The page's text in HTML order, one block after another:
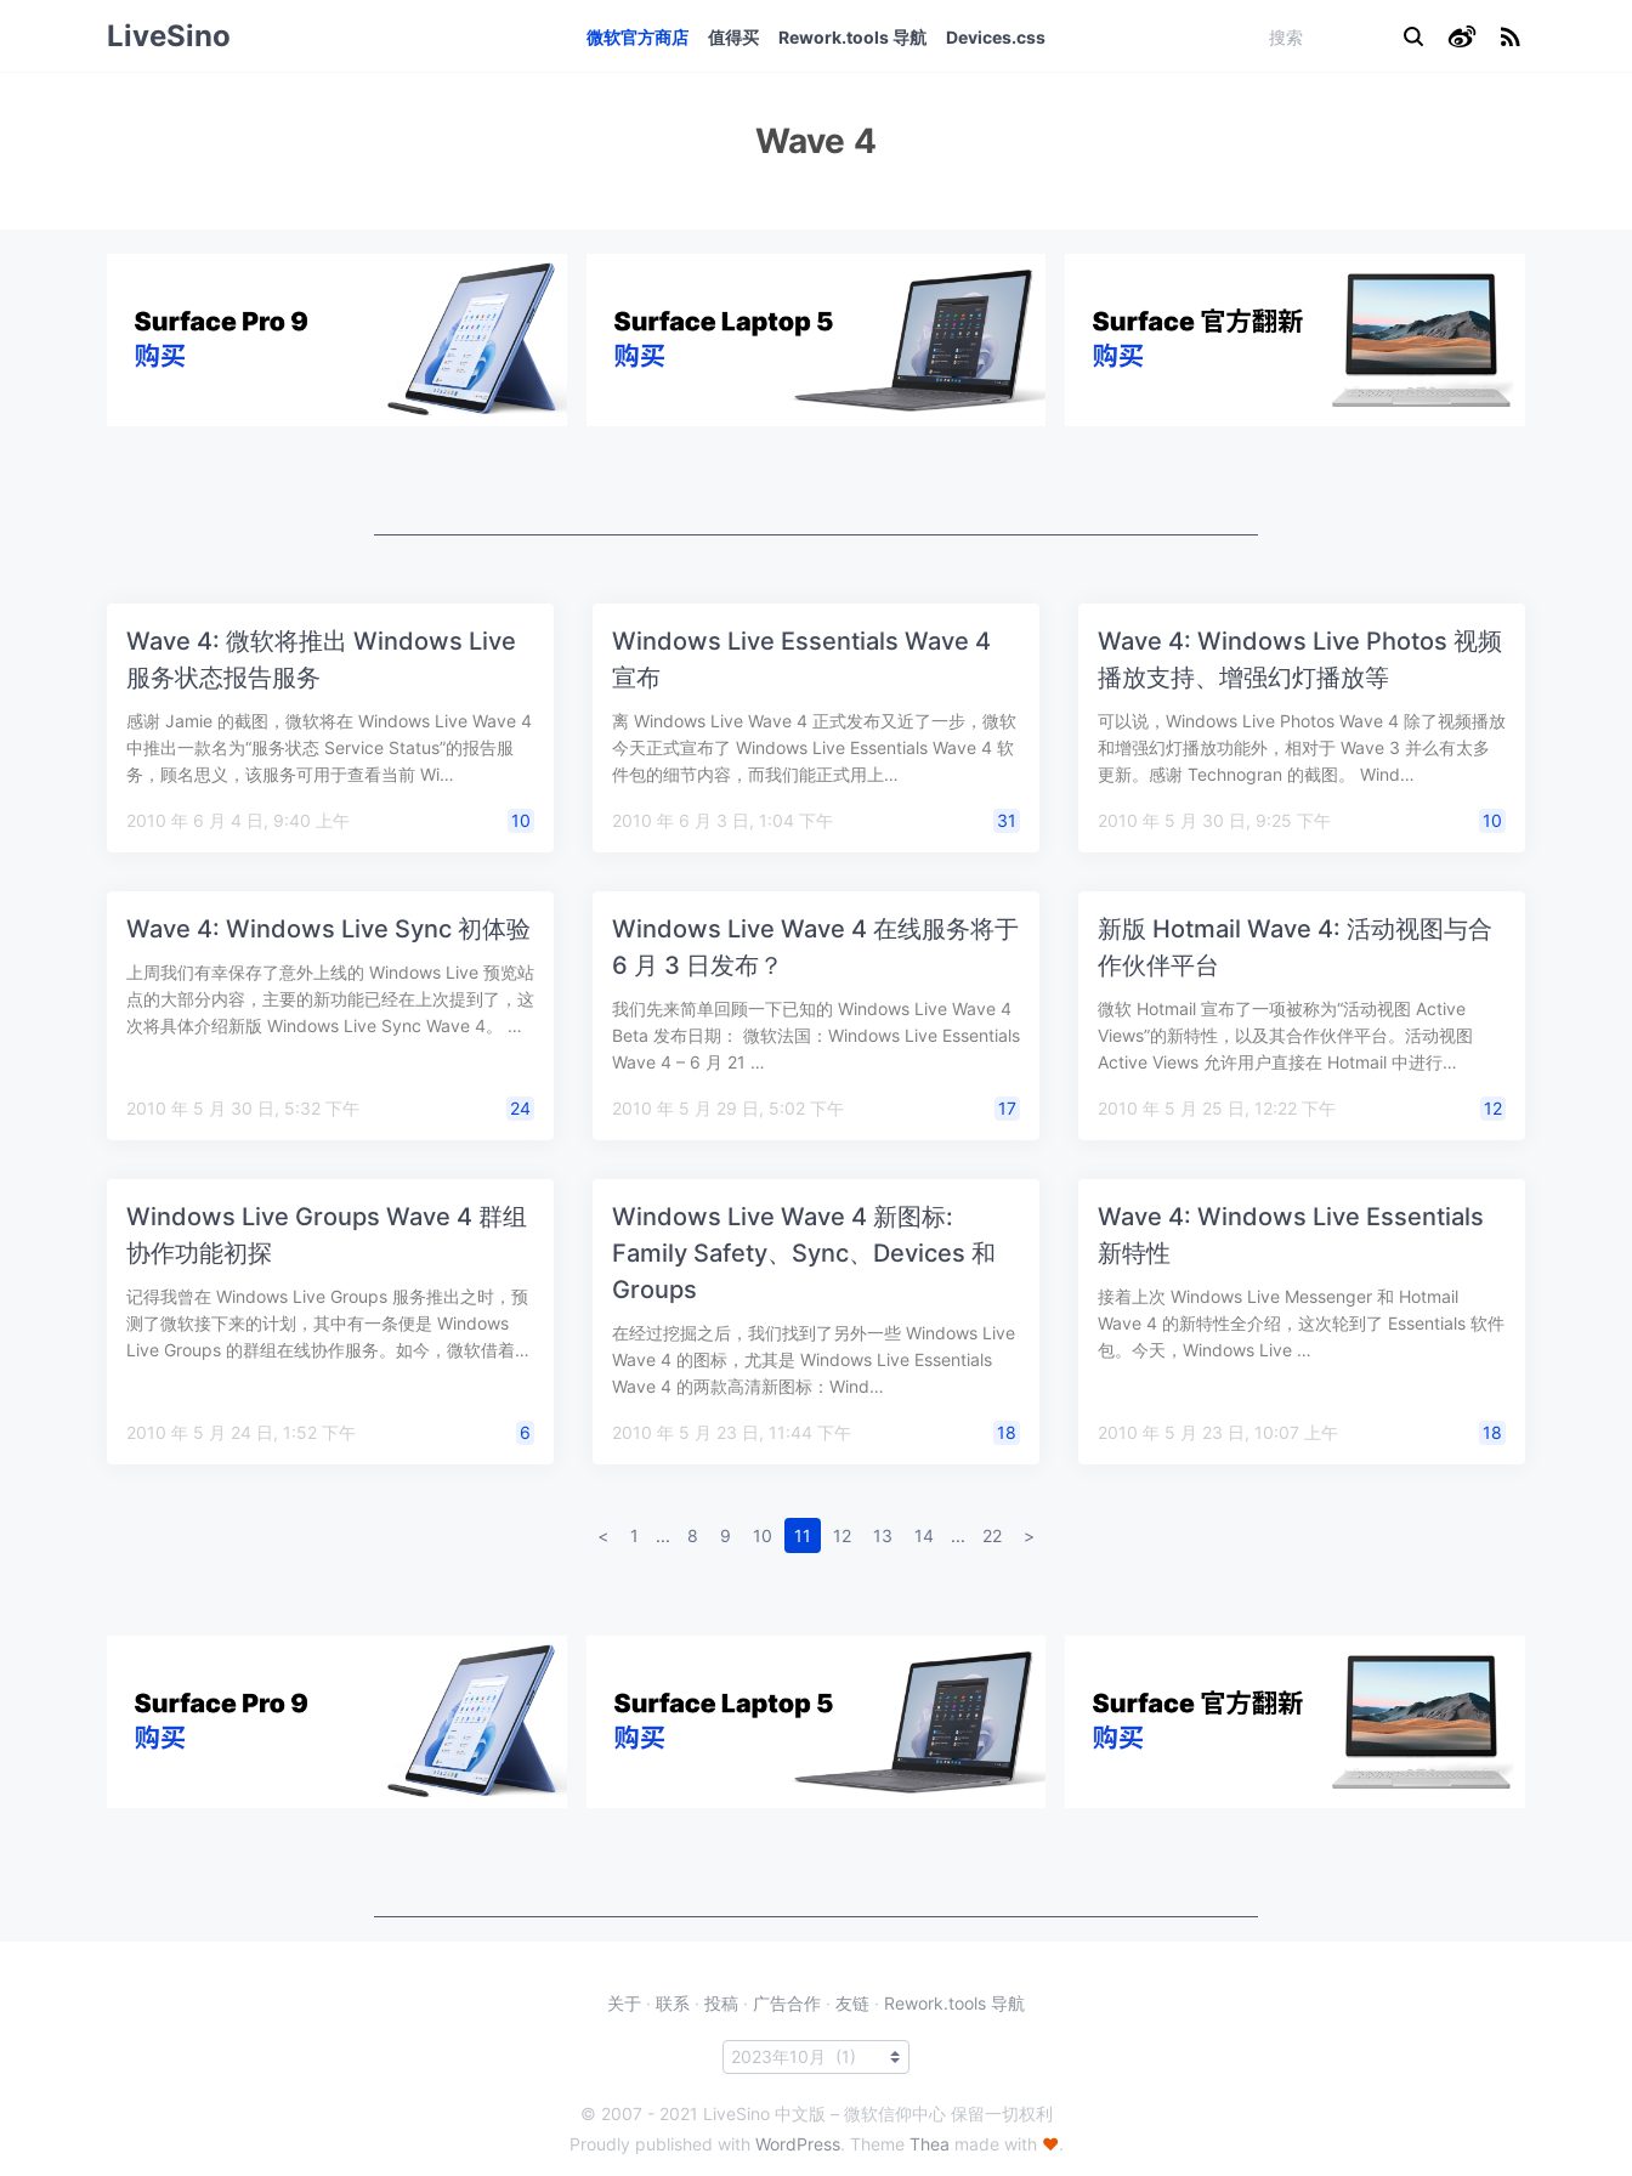
LiveSino 微软官方商店 值得买 Rework.tools 导航 Devices.css
Wave 4
Wave 4: 微软将推出 Windows Live
服务状态报告服务
感谢 Jamie 的截图，微软将在 Windows Live Wave 4
中推出一款名为“服务状态 Service Status”的报告服
务，顾名思义，该服务可用于查看当前 Wi…
2010 年 6 月 4 日, 9:40 上午 10
Windows Live Essentials Wave 4
宣布
离 Windows Live Wave 4 正式发布又近了一步，微软
今天正式宣布了 Windows Live Essentials Wave 4 软
件包的细节内容，而我们能正式用上…
2010 年 6 月 3 日, 1:04 下午 31
Wave 4: Windows Live Photos 视频
播放支持、增强幻灯播放等
可以说，Windows Live Photos Wave 4 除了视频播放
和增强幻灯播放功能外，相对于 Wave 3 并么有太多
更新。感谢 Technogran 的截图。 Wind…
2010 年 5 月 30 日, 9:25 下午 10
Wave 4: Windows Live Sync 初体验
上周我们有幸保存了意外上线的 Windows Live 预览站
点的大部分内容，主要的新功能已经在上次提到了，这
次将具体介绍新版 Windows Live Sync Wave 4。 …
2010 年 5 月 30 日, 5:32 下午 24
Windows Live Wave 4 在线服务将于
6 月 3 日发布？
我们先来简单回顾一下已知的 Windows Live Wave 4
Beta 发布日期： 微软法国：Windows Live Essentials
Wave 4 – 6 月 21 …
2010 年 5 月 29 日, 5:02 下午 17
新版 Hotmail Wave 4: 活动视图与合
作伙伴平台
微软 Hotmail 宣布了一项被称为“活动视图 Active
Views”的新特性，以及其合作伙伴平台。活动视图
Active Views 允许用户直接在 Hotmail 中进行…
2010 年 5 月 25 日, 12:22 下午 12
Windows Live Groups Wave 4 群组
协作功能初探
记得我曾在 Windows Live Groups 服务推出之时，预
测了微软接下来的计划，其中有一条便是 Windows
Live Groups 的群组在线协作服务。如今，微软借着…
2010 年 5 月 24 日, 1:52 下午 6
Windows Live Wave 4 新图标:
Family Safety、Sync、Devices 和
Groups
在经过挖掘之后，我们找到了另外一些 Windows Live
Wave 4 的图标，尤其是 Windows Live Essentials
Wave 4 的两款高清新图标：Wind…
2010 年 5 月 23 日, 11:44 下午 18
Wave 4: Windows Live Essentials
新特性
接着上次 Windows Live Messenger 和 Hotmail
Wave 4 的新特性全介绍，这次轮到了 Essentials 软件
包。今天，Windows Live …
2010 年 5 月 23 日, 10:07 上午 18
< 1 ... 8 9 10 11 12 13 14 ... 22 >
关于 · 联系 · 投稿 · 广告合作 · 友链 · Rework.tools 导航
© 2007 - 2021 LiveSino 中文版 – 微软信仰中心 保留一切权利
Proudly published with WordPress. Theme Thea made with ♥.